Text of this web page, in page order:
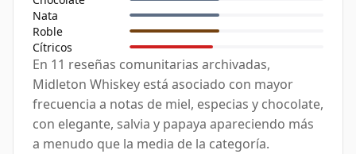
Nata
Roble
Cítricos
En 11 reseñas comunitarias archivadas,
Midleton Whiskey está asociado con mayor
frecuencia a notas de miel, especias y chocolate,
con elegante, salvia y papaya apareciendo más
a menudo que la media de la categoría.